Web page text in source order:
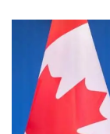
contenido